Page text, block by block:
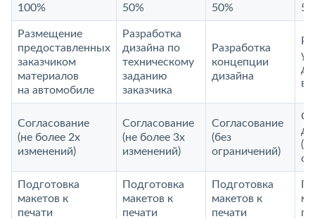
100%
50%
50%
Размещение
предоставленных
заказчиком
материалов
на автомобиле
Разработка
дизайна по
техническому
заданию
заказчика
Разработка
концепции
дизайна
Согласование
(не более 2х
изменений)
Согласование
(не более 3х
изменений)
Согласование
(без
ограничений)
Подготовка
макетов к
печати
Подготовка
макетов к
печати
Подготовка
макетов к
печати